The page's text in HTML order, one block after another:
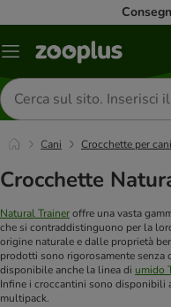
Overview
Cerca
prodotti
Cani Crocchette per cani
Crocchette
Natural Traineroffre una vasta
che si contraddistinguono per la
origine naturale e dalle proprietà
prodotti sono rigorosamente
disponibile anche la linea di umido
Infine i croccantini sono disponibili
multipack.